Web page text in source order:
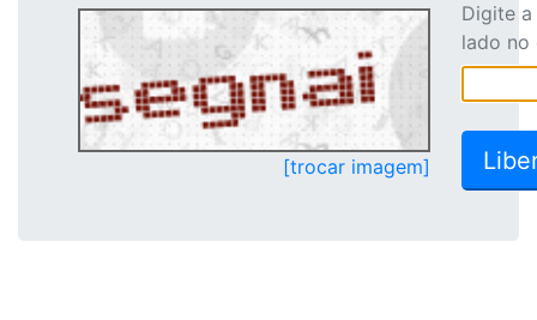
[trocar imagem]
Digite
lado no